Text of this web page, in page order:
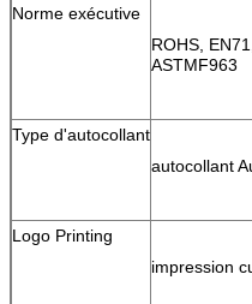
Norme exécutive
ROHS,
ASTMF963
Type d'autocollant
autocollant
Logo Printing
impression